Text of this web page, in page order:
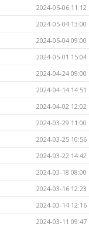
2024-05-06 11:12
2024-05-04 13:00
2024-05-04 09:00
2024-05-01 15:04
2024-04-24 09:00
2024-04-14 14:51
2024-04-02 12:02
2024-03-29 11:00
2024-03-25 10:56
2024-03-22 14:42
2024-03-18 08:00
2024-03-16 12:23
2024-03-14 12:16
2024-03-11 09:47